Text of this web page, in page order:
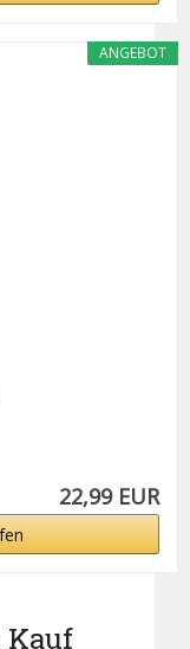
ANGEBOT
22,99 EUR
Kauf